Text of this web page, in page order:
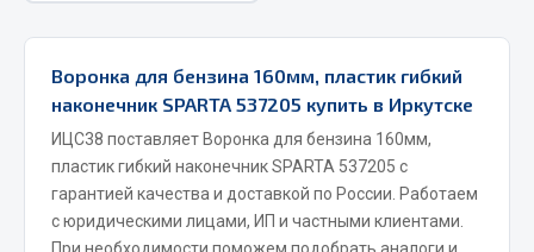
Электрооборудование
Показать ещё
Весь раздел
Воронка для бензина 160мм, пластик гибкий
наконечник SPARTA 537205 купить в Иркутске
ИЦС38 поставляет Воронка для бензина 160мм,
пластик гибкий наконечник SPARTA 537205 с
гарантией качества и доставкой по России. Работаем
с юридическими лицами, ИП и частными клиентами.
При необходимости поможем подобрать аналоги и